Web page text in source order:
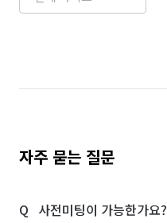
자주 묻는 질문
사전미팅이 가능한가요?